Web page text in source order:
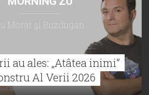
Morar şi Buzdugan
au ales: „Atâtea inimi”
Al Verii 2026